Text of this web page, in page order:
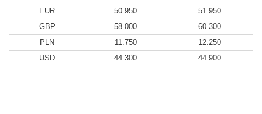
EUR
50.950
51.950
GBP
58.000
60.300
PLN
11.750
12.250
USD
44.300 44.900